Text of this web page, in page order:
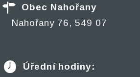
Obec Nahořany
Nahořany 76, 549 07
Úřední hodiny: